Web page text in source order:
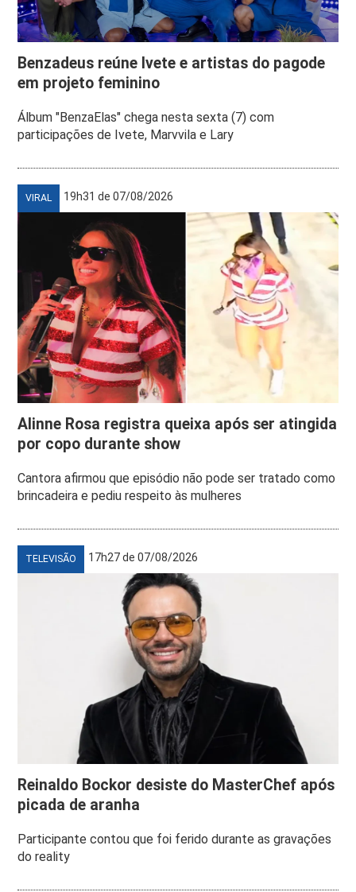
Benzadeus reúne Ivete e artistas do pagode
em projeto feminino
Álbum "BenzaElas" chega nesta sexta (7) com
participações de Ivete, Marvvila e Lary
VIRAL 19h31 de 07/08/2026
Alinne Rosa registra queixa após ser atingida
por copo durante show
Cantora afirmou que episódio não pode ser tratado como
brincadeira e pediu respeito às mulheres
TELEVISÃO 17h27 de 07/08/2026
Reinaldo Bockor desiste do MasterChef após
picada de aranha
Participante contou que foi ferido durante as gravações
do reality